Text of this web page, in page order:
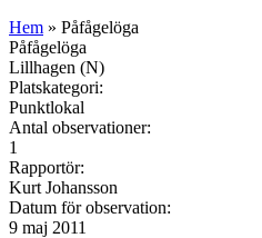
Hem » Påfågelöga
Påfågelöga
Lillhagen (N)
Platskategori:
Punktlokal
Antal observationer:
1
Rapportör:
Kurt Johansson
Datum för observation:
9 maj 2011